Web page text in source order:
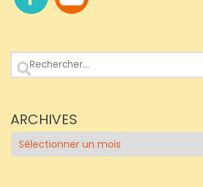
Rechercher :
ARCHIVES
Archives